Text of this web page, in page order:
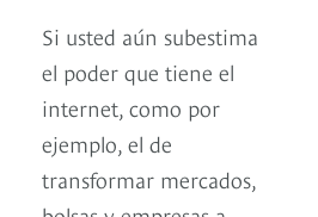
Si usted aún subestima
el poder que tiene el
internet, como por
ejemplo, el de
transformar mercados,